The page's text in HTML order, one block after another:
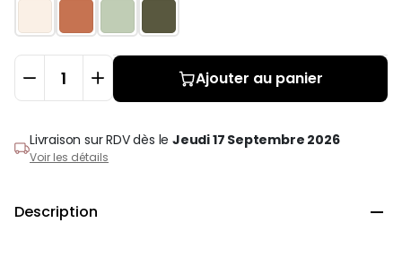
Ajouter au panier
Livraison sur RDVdès leJeudi 17 Septembre 2026
Voir les détails
Description 